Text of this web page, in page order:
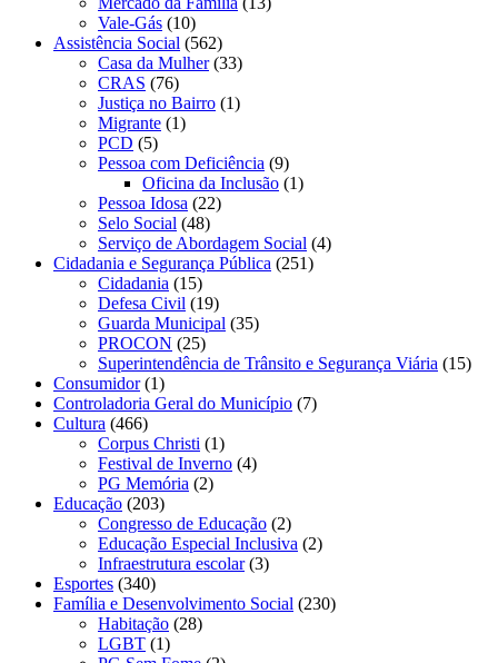
Vale-Gás (10)
Assistência Social (562)
Casa da Mulher(33)
CRAS (76)
Justiça no Bairro (1)
Migrante (1)
PCD (5)
Pessoa com Deficiência (9)
Oficina da Inclusão (1)
Pessoa Idosa (22)
Selo Social (48)
Serviço de Abordagem Social (4)
Cidadania e Segurança Pública (251)
Cidadania (15)
Defesa Civil (19)
Guarda Municipal (35)
PROCON (25)
Superintendência de Trânsito e Segurança Viária (15)
Consumidor(1)
Controladoria Geral do Município (7)
Cultura (466)
Corpus Christi (1)
Festival de Inverno (4)
PG Memória (2)
Educação (203)
Congresso de Educação (2)
Educação Especial Inclusiva (2)
Infraestrutura escolar(3)
Esportes (340)
Família e Desenvolvimento Social (230)
Habitação (28)
LGBT (1)